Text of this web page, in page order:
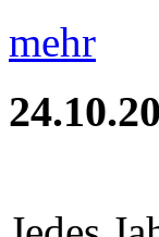
mehr